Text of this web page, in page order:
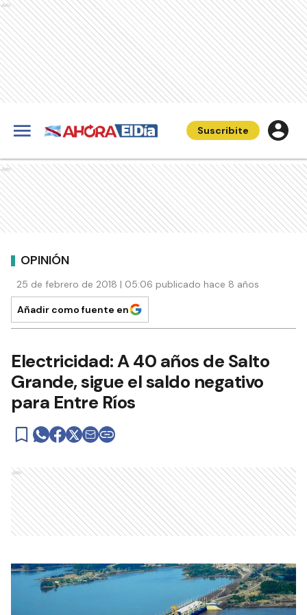
Ads
Suscribite
Ads
OPINIÓN
25 de febrero de 2018 | 05:06 publicado hace 8 años
Añadir como fuente en
Electricidad: A 40 años de Salto
Grande, sigue el saldo negativo
para Entre Ríos
Ads